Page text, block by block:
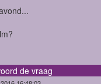
de vraag